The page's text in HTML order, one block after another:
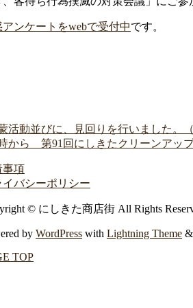
ンケートをwebで受付中です。
動並びに、見回りを行いました。（
から 第91回にしきたクリーンアッ
事項
イバシーポリシー
© にしきた商店街 All Rights
by WordPress with Lightning Theme &
TOP